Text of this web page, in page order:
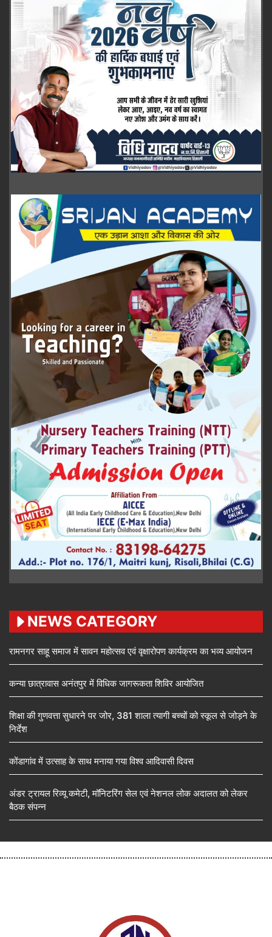
NEWS CATEGORY
रामनगर साहू समाज में सावन महोत्सव एवं वृक्षारोपण कार्यक्रम का भव्य आयोजन
कन्या छात्रावास अनंतपुर में विधिक जागरूकता शिविर आयोजित
शिक्षा की गुणवत्ता सुधारने पर जोर, 381 शाला त्यागी बच्चों को स्कूल से जोड़ने के
निर्देश
कोंडागांव में उत्साह के साथ मनाया गया विश्व आदिवासी दिवस
अंडर ट्रायल रिव्यू कमेटी, मॉनिटरिंग सेल एवं नेशनल लोक अदालत को लेकर
बैठक संपन्न